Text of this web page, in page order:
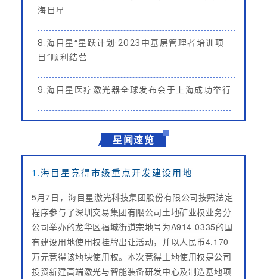
海目星
8.海目星“星跃计划·2023中基层管理者培训项
目”顺利结营
9.海目星医疗激光器全球发布会于上海成功举行
星闻速览
1.海目星竞得市级重点开发建设用地
5月7日，海目星激光科技集团股份有限公司按照法定
程序参与了深圳交易集团有限公司土地矿业权业务分
公司举办的龙华区福城街道宗地号为A914-0335的国
有建设用地使用权挂牌出让活动，并以人民币4,170
万元竞得该地块使用权。本次竞得土地使用权是公司
投资新建高端激光与智能装备研发中心及制造基地项